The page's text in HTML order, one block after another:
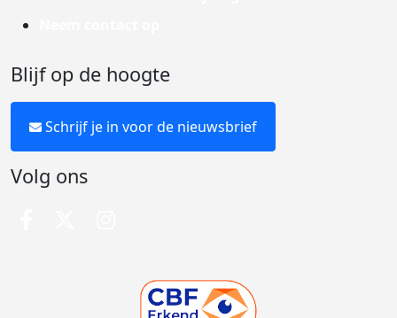
Blijf op de hoogte
Schrijf je in voor de nieuwsbrief
Volg ons